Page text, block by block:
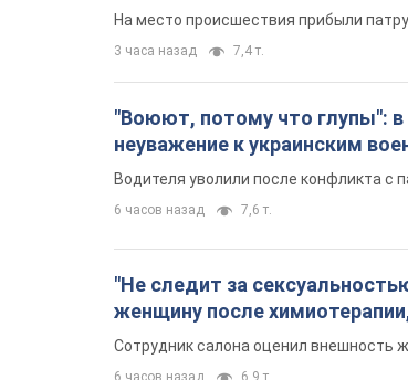
На место происшествия прибыли
3 часа назад 7,4 т.
"Воюют, потому что глупы": в
неуважение к украинским
Водителя уволили после конфликта с
6 часов назад 7,6 т.
"Не следит за
женщину после
Сотрудник салона оценил внешность
6 часов назад 6,9 т.